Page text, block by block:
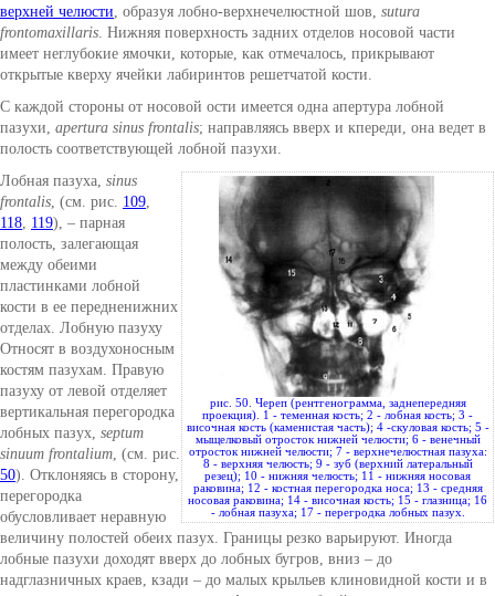
верхней челюсти, образуя лобно-верхнечелюстной шов, sutura
frontomaxillaris. Нижняя поверхность задних отделов носовой части
имеет неглубокие ямочки, которые, как отмечалось, прикрывают
открытые кверху ячейки лабиринтов решетчатой кости.
С каждой стороны от носовой ости имеется одна апертура лобной
пазухи, apertura sinus frontalis; направляясь вверх и кпереди, она ведет в
полость соответствующей лобной пазухи.
рис. 50. Череп (рентгенограмма, заднепередняя
проекция). 1 - теменная кость; 2 - лобная кость; 3 -
височная кость (каменистая часть); 4 -скуловая кость; 5 -
мыщелковый отросток нижней челюсти; 6 - венечный
отросток нижней челюсти; 7 - верхнечелюстная пазуха:
8 - верхняя челюсть; 9 - зуб (верхний латеральный
резец); 10 - нижняя челюсть; 11 - нижняя носовая
раковина; 12 - костная перегородка носа; 13 - средняя
носовая раковина; 14 - височная кость; 15 - глазница; 16
- лобная пазуха; 17 - перегродка лобных пазух.
Лобная пазуха, sinus
frontalis, (см. рис. 109,
118, 119), – парная
полость, залегающая
между обеими
пластинками лобной
кости в ее передненижних
отделах. Лобную пазуху
Относят в воздухоносным
костям пазухам. Правую
пазуху от левой отделяет
вертикальная перегородка
лобных пазух, septum
sinuum frontalium, (см. рис.
50). Отклоняясь в сторону,
перегородка
обусловливает неравную
величину полостей обеих пазух. Границы резко варьируют. Иногда
лобные пазухи доходят вверх до лобных бугров, вниз – до
надглазничных краев, кзади – до малых крыльев клиновидной кости и в